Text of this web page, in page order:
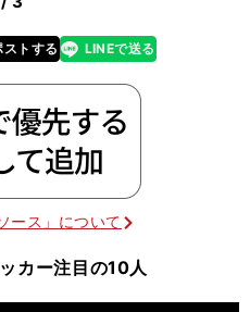
トする
line LINEで送る
ース」について
カー注目の10人